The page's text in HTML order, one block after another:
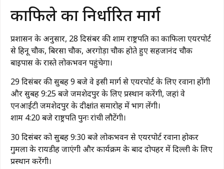
काफिले का निर्धारित मार्ग
प्रशासन के अनुसार, 28 दिसंबर की शाम राष्ट्रपति का काफिला एयरपोर्ट
से हिनू चौक, बिरसा चौक, अरगोड़ा चौक होते हुए सहजानंद चौक
बाइपास के रास्ते लोकभवन पहुंचेगा।
29 दिसंबर की सुबह 9 बजे वे इसी मार्ग से एयरपोर्ट के लिए रवाना होंगी
और सुबह 9:25 बजे जमशेदपुर के लिए प्रस्थान करेंगी, जहां वे
एनआईटी जमशेदपुर के दीक्षांत समारोह में भाग लेंगी।
शाम 4:20 बजे राष्ट्रपति पुनः रांची लौटेंगी।
30 दिसंबर को सुबह 9:30 बजे लोकभवन से एयरपोर्ट रवाना होकर
गुमला के रायडीह जाएंगी और कार्यक्रम के बाद दोपहर में दिल्ली के लिए
प्रस्थान करेंगी।